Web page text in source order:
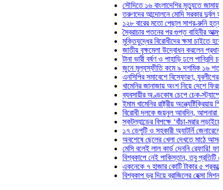
সৌদিতে ১৬ বাংলাদেশির মৃত্যুতে
তরুণদের আন্দোলনে মোদি সরকার দুর্বল
১২৮ বারের মতো পেছাল সাগর-রুনি হত্যা
স্বৈরাচার পতনের পর গুপ্ত বাহিনীর
মুক্তিযুদ্ধের বিরোধীদের ক্ষমা চাইতে হবে:
জাতীয় বৃক্ষমেলা উদ্বোধন করলেন প্রধানমন্ত্রী
টানা ভারী বর্ষণ ও পাহাড়ি ঢলে পানিবন্দি
জুনে মূল্যস্ফীতি কমে ৯ দশমিক ১৬ শতাংশ
এনসিপির সমাবেশে বিস্ফোরণ, যুবলীগের দুই
খামেনির জানাজায় অংশ নিয়ে দেশে ফিরলেন
ব্যবসায়ীর অণ্ডকোষ চেপে চেক-স্ট্যাম্পে
ইমাম খামেনির রাষ্ট্রীয় অন্ত্যেষ্টিক্রিয়ায়
বিরোধী দলকে জয়নুল আবদিন, আপনারা ৭১
স্কটল্যান্ডের বিপক্ষে ‘বাঁচা-মরার লড়াইয়ে’
১৭ ডেপুটি ও সহকারী অ্যাটর্নি জেনারেলের
অবশেষে ছেলের খেলা দেখতে মাঠে আসছেন
মেসি বলেই লাল কার্ড দেননি রেফারি! ফাউল
বিশ্বকাপে নেই পাকিস্তান, তবু প্রতিটি
একনেকে ৭ হাজার কোটি টাকার ৫ প্রকল্পের
বিশ্বকাপ ড্র দিয়ে ব্রাজিলের হেক্সা মিশন শুরু